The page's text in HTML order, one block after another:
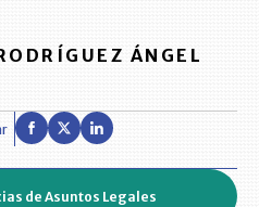
ÁNGEL
de Asuntos Legales